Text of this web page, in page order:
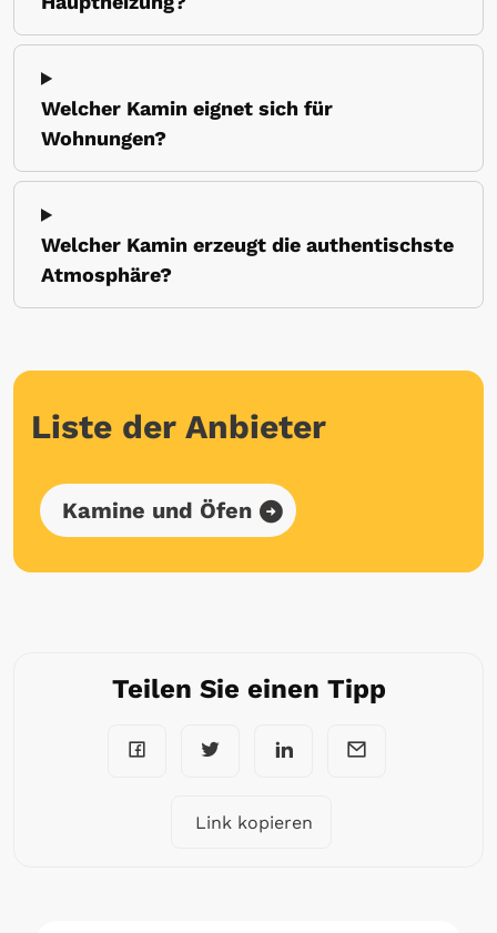
Welcher Kamin eignet sich für
Wohnungen?
Welcher Kamin erzeugt die authentischste
Atmosphäre?
Liste der Anbieter
Kamine und Öfen
Teilen Sie einen Tipp
Link kopieren